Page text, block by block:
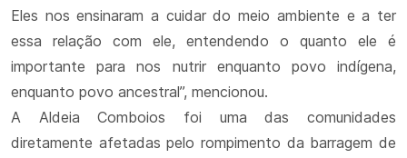
Eles nos ensinaram a cuidar do meio ambiente e a ter
essa relação com ele, entendendo o quanto ele é
importante para nos nutrir enquanto povo indígena,
enquanto povo ancestral”, mencionou.
A Aldeia Comboios foi uma das comunidades
diretamente afetadas pelo rompimento da barragem de